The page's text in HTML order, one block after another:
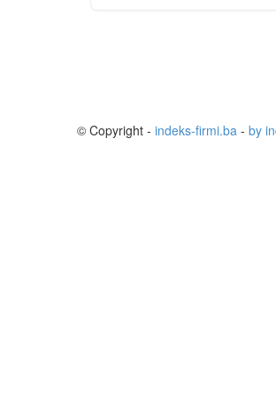
© Copyright - indeks-firmi.ba - by